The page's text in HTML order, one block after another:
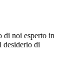
di noi esperto in
desiderio di